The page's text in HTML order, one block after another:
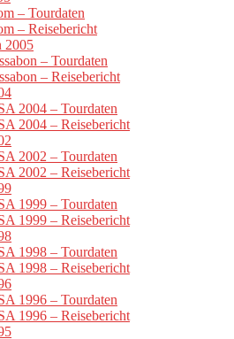
– Tourdaten
– Reisebericht
2005
– Tourdaten
– Reisebericht
2004 – Tourdaten
2004 – Reisebericht
2002 – Tourdaten
2002 – Reisebericht
1999 – Tourdaten
1999 – Reisebericht
1998 – Tourdaten
1998 – Reisebericht
1996 – Tourdaten
1996 – Reisebericht